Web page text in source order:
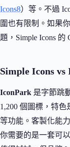
Icons8）等。不過
圍也有限制。如果
題，Simple Icons 的
Simple Icons vs
IconPark 是字節跳
1,200 個圖標，特
等功能。客製化能
你需要的是一套可